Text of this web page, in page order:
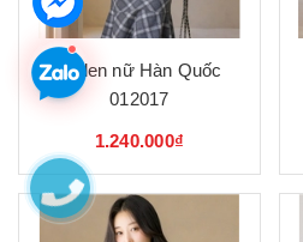
Áo len nữ Hàn Quốc
012017
1.240.000₫